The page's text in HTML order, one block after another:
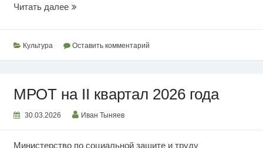
Читать далееТеатральная
апрель
Культура Оставить комментарий
МРОТ на II квартал 2026 года
30.03.2026 Иван Тыняев
Министерство по социальной защите и труду